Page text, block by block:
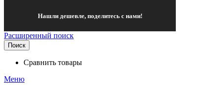
Нашли дешевле, поделитесь с нами!
Расширенный поиск
Поиск
Сравнить товары
Меню